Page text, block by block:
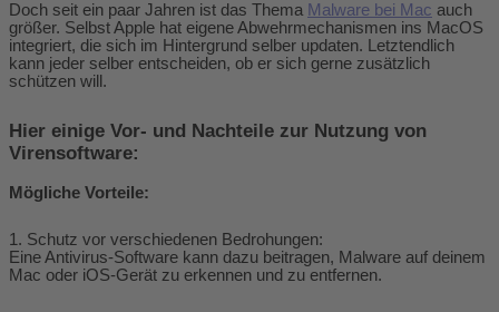
Doch seit ein paar Jahren ist das Thema Malware bei Mac auch
größer. Selbst Apple hat eigene Abwehrmechanismen ins MacOS
integriert, die sich im Hintergrund selber updaten. Letztendlich
kann jeder selber entscheiden, ob er sich gerne zusätzlich
schützen will.
Hier einige Vor- und Nachteile zur Nutzung von
Virensoftware:
Mögliche Vorteile:
1. Schutz vor verschiedenen Bedrohungen:
Eine Antivirus-Software kann dazu beitragen, Malware auf deinem
Mac oder iOS-Gerät zu erkennen und zu entfernen.